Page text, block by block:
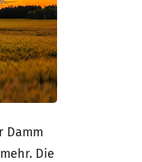
Damm
Die